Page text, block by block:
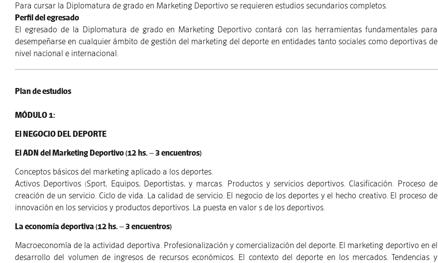
Para cursar la Diplomatura de grado en Marketing Deportivo se requieren estudios secundarios completos.
Perfil del egresado
El egresado de la Diplomatura de grado en Marketing Deportivo contará con las herramientas fundamentales para
desempeñarse en cualquier ámbito de gestión del marketing del deporte en entidades tanto sociales como deportivas de
nivel nacional e internacional.
Plan de estudios
MÓDULO 1:
El NEGOCIO DEL DEPORTE
El ADN del Marketing Deportivo (12 hs. – 3 encuentros)
Conceptos básicos del marketing aplicado a los deportes.
Activos Deportivos (Sport, Equipos, Deportistas, y marcas. Productos y servicios deportivos. Clasificación. Proceso de
creación de un servicio. Ciclo de vida. La calidad de servicio. El negocio de los deportes y el hecho creativo. El proceso de
innovación en los servicios y productos deportivos. La puesta en valor s de los deportivos.
La economía deportiva (12 hs. – 3 encuentros)
Macroeconomía de la actividad deportiva. Profesionalización y comercialización del deporte. El marketing deportivo en el
desarrollo del volumen de ingresos de recursos económicos. El contexto del deporte en los mercados. Tendencias y